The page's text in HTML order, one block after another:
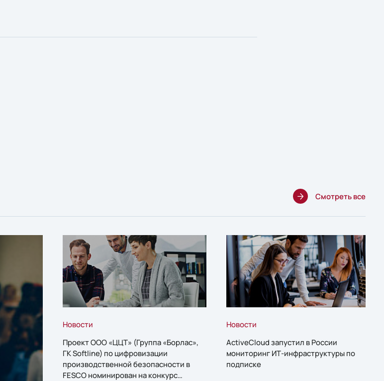
Смотреть все
Новости
Проект ООО «ЦЦТ» (Группа «Борлас»,
ГК Softline) по цифровизации
производственной безопасности в
FESCO номинирован на конкурс
Новости
ActiveCloud запустил в России
мониторинг ИТ-инфраструктуры по
подписке